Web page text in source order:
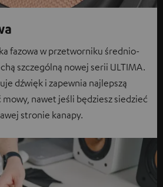
fazowa w przetworniku średnio-
szczególną nowej serii ULTIMA.
dźwięk i zapewnia najlepszą
mowy, nawet jeśli będziesz siedzieć
stronie kanapy.